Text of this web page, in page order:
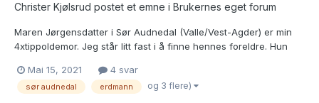
Christer Kjølsrud postet et emne i Brukernes eget forum
Maren Jørgensdatter i Sør Audnedal (Valle/Vest-Agder) er min
4xtippoldemor. Jeg står litt fast i å finne hennes foreldre. Hun
gården Fassland. Brudgommen er Aslach Christenssøn,
visedegn i Valle kirke. 3 av 4 vitner kommer fra Fassland...
Mai 15, 2021 4 svar
sør audnedal erdmann og 3 flere)